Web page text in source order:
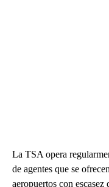
La TSA opera
de agentes que se
aeropuertos con